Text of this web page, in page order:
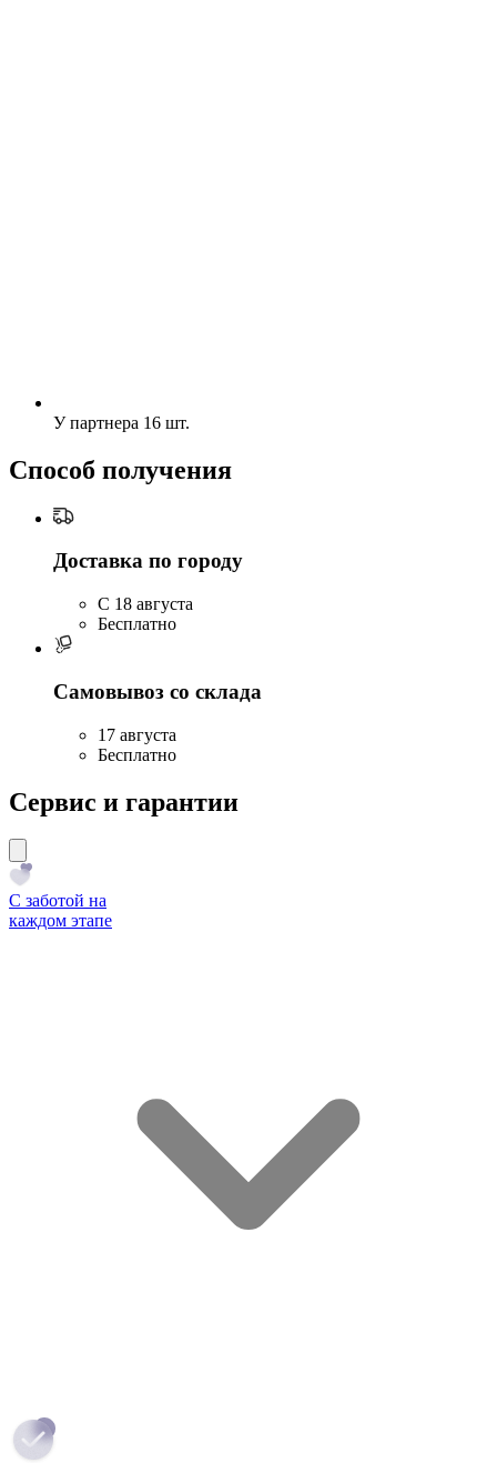
У партнера 16 шт.
Способ получения
Доставка по городу
C 18 августа
Бесплатно
Самовывоз со склада
17 августа
Бесплатно
Сервис и гарантии
С заботой на
каждом этапе